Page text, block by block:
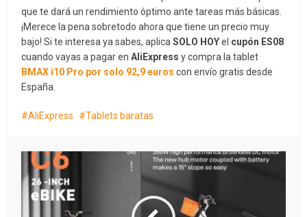
que te dará un rendimiento óptimo ante tareas más básicas.
¡Merece la pena sobretodo ahora que tiene un precio muy
bajo! Si te interesa ya sabes, aplicaSOLO HOYel cupón ES08
cuando vayas a pagar enAliExpress y compra la tablet
BMAX i10 Pro por solo 92,9 euros con envío gratis desde
España.
AliExpress Tablets baratas